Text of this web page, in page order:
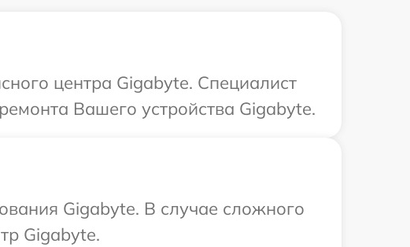
центра Gigabyte. Специалист
Вашего устройства Gigabyte.
Gigabyte. В случае сложного
Gigabyte.